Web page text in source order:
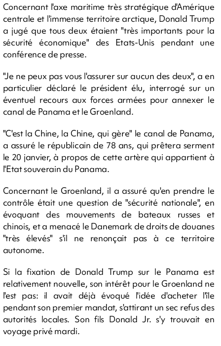
Concernant l'axe maritime très stratégique d'Amérique
centrale et l'immense territoire arctique, Donald Trump
a jugé que tous deux étaient "très importants pour la
sécurité économique" des Etats-Unis pendant une
conférence de presse.
"Je ne peux pas vous l'assurer sur aucun des deux", a en
particulier déclaré le président élu, interrogé sur un
éventuel recours aux forces armées pour annexer le
canal de Panama et le Groenland.
"C'est la Chine, la Chine, qui gère" le canal de Panama,
a assuré le républicain de 78 ans, qui prêtera serment
le 20 janvier, à propos de cette artère qui appartient à
l'Etat souverain du Panama.
Concernant le Groenland, il a assuré qu'en prendre le
contrôle était une question de "sécurité nationale", en
évoquant des mouvements de bateaux russes et
chinois, et a menacé le Danemark de droits de douanes
"très élevés" s'il ne renonçait pas à ce territoire
autonome.
Si la fixation de Donald Trump sur le Panama est
relativement nouvelle, son intérêt pour le Groenland ne
l'est pas: il avait déjà évoqué l'idée d'acheter l'île
pendant son premier mandat, s'attirant un sec refus des
autorités locales. Son fils Donald Jr. s'y trouvait en
voyage privé mardi.